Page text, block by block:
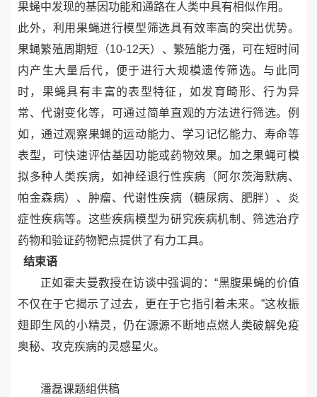
果蝇中发现的基因功能和通路在人类中具有相似作用。
此外，利用果蝇进行模型筛选具有效率高的突出优势。
果蝇繁殖周期短（10-12天）、繁殖能力强，可在短时间
内产生大量后代，便于进行大规模遗传筛选。与此同
时，果蝇具有丰富的表型特征，如发育畸形、行为异
常、代谢变化等，可通过简单直观的方法进行筛选。例
如，通过观察果蝇的运动能力、学习记忆能力、寿命等
表型，可快速评估基因功能或药物效果。加之果蝇可模
拟多种人类疾病，如神经退行性疾病（阿尔茨海默病、
帕金森病）、肿瘤、代谢性疾病（糖尿病、肥胖）、炎
症性疾病等。这些疾病模型为研究疾病机制、筛选治疗
药物和验证药物靶点提供了有力工具。
结束语
正如霍夫曼教授在访谈中强调的：“黑腹果蝇的价值
不仅在于它揭示了过去，更在于它指引着未来。 ”这枚振
翅即生风的小精灵，仍在源源不断地点燃人类破解免疫
奥秘、攻克疾病的灵感星火。
潘磊课题组供稿